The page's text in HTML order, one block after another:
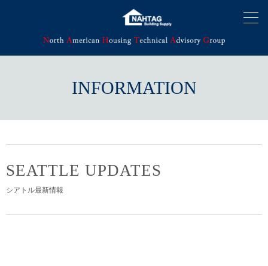
INFORMATION
SEATTLE UPDATES
シアトル最新情報